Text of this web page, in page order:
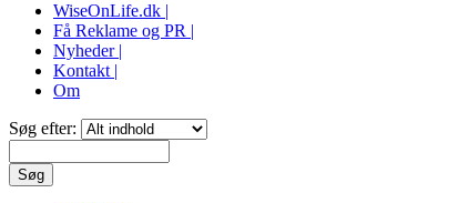
WiseOnLife.dk |
Få Reklame og PR |
Nyheder |
Kontakt |
Om
Søg efter: